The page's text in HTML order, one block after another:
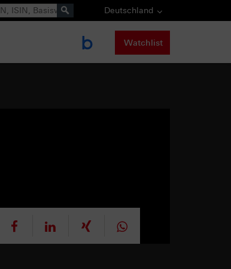
Deutschland
Watchlist
mitteilen